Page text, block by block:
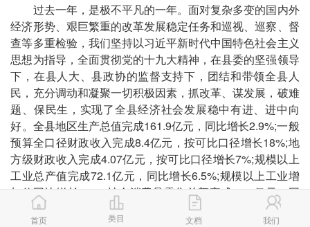
过去一年，是极不平凡的一年。面对复杂多变的国内外
经济形势、艰巨繁重的改革发展稳定任务和巡视、巡察、督
查等多重检验，我们坚持以习近平新时代中国特色社会主义
思想为指导，全面贯彻党的十九大精神，在县委的坚强领导
下，在县人大、县政协的监督支持下，团结和带领全县人
民，充分调动和凝聚一切积极因素，抓改革、谋发展，破难
题、保民生，实现了全县经济社会发展稳中有进、进中向
好。全县地区生产总值完成161.9亿元，同比增长2.9%;一般
预算全口径财政收入完成8.4亿元，按可比口径增长18%;地
方级财政收入完成4.07亿元，按可比口径增长7%;规模以上
工业总产值完成72.1亿元，同比增长6.5%;规模以上工业增
加值同比增长5.5%;社会消费品零售总额完成64.3亿元，同
比增长5.2%;城镇、农村常住居民人均可支配收入分别达到
首页 类目 文档 我们